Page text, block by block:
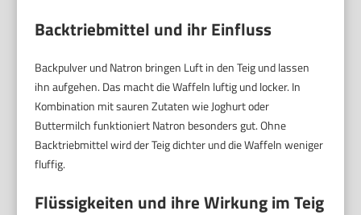
Backtriebmittel und ihr Einfluss
Backpulver und Natron bringen Luft in den Teig und lassen
ihn aufgehen. Das macht die Waffeln luftig und locker. In
Kombination mit sauren Zutaten wie Joghurt oder
Buttermilch funktioniert Natron besonders gut. Ohne
Backtriebmittel wird der Teig dichter und die Waffeln weniger
fluffig.
Flüssigkeiten und ihre Wirkung im Teig